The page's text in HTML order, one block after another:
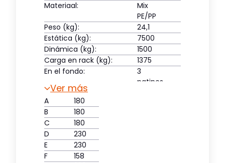
Materiaal:
Mix
PE/PP
Peso (kg):
24,1
Estática (kg):
7500
Dinámica (kg):
1500
Carga en rack (kg):
1375
En el fondo:
3
patines
Cubierta superior:
Ver más
A
180
B
180
C
180
D
230
E
230
F
158